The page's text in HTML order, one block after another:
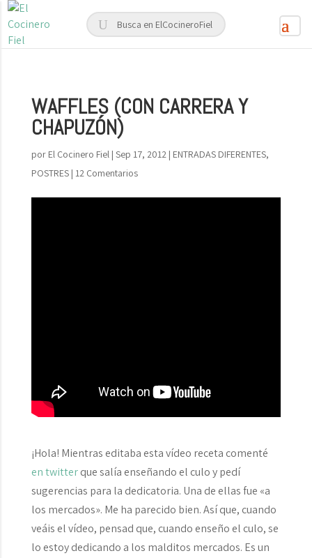
WAFFLES (CON CARRERA Y
CHAPUZÓN)
por El Cocinero Fiel| Sep 17, 2012| ENTRADAS DIFERENTES,
POSTRES| 12 Comentarios
¡Hola! Mientras editaba esta vídeo receta comenté
en twitterque salía enseñando el culo y pedí
sugerencias para la dedicatoria. Una de ellas fue «a
los mercados». Me ha parecido bien. Así que, cuando
veáis el vídeo, pensad que, cuando enseño el culo, se
lo estoy dedicando a los malditos mercados. Es un